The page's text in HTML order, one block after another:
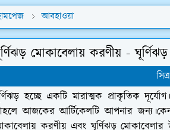
আবহাওয়া
মোকাবেলায় করণীয় -
হচ্ছে একটি মারাত্মক প্রাকৃতিক
আজকের আর্টিকেলটি আপনার
করণীয় এবং ঘূর্ণিঝড়